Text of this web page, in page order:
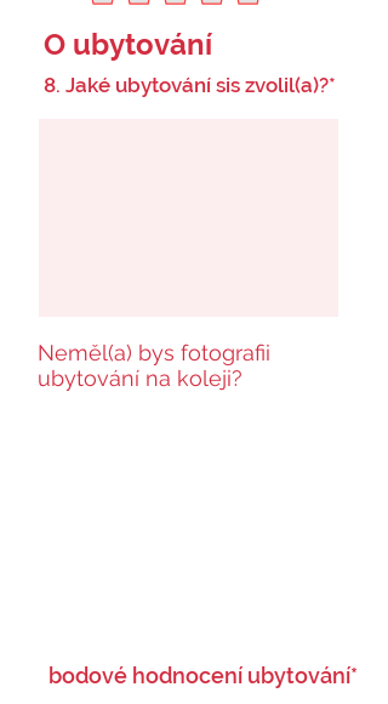
O ubytování
8. Jaké ubytování sis zvolil(a)?*
Neměl(a) bys fotografii
ubytování na koleji?
bodové hodnocení ubytování*